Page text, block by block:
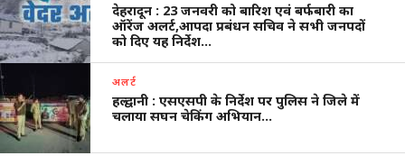
देहरादून : 23 जनवरी को बारिश एवं बर्फबारी का
ऑरेंज अलर्ट,आपदा प्रबंधन सचिव ने सभी जनपदों
को दिए यह निर्देश…
अलर्ट
हल्द्वानी : एसएसपी के निर्देश पर पुलिस ने जिले में
चलाया सघन चेकिंग अभियान…